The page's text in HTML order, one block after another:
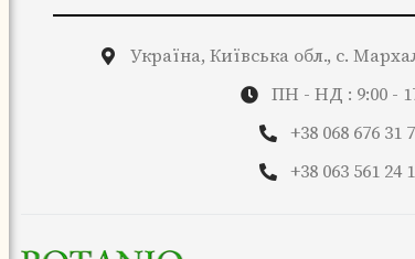
Україна, Київська обл., с.
ПН - НД : 9:00 -
+38 068 676 31
+38 063 561 24